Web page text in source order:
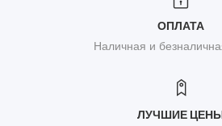
ОПЛАТА
Наличная и
ЛУЧШИЕ